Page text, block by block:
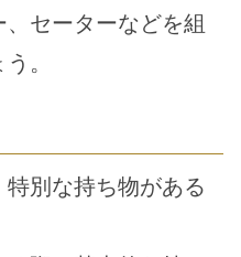
セーターなどを組
。
別な持ち物がある